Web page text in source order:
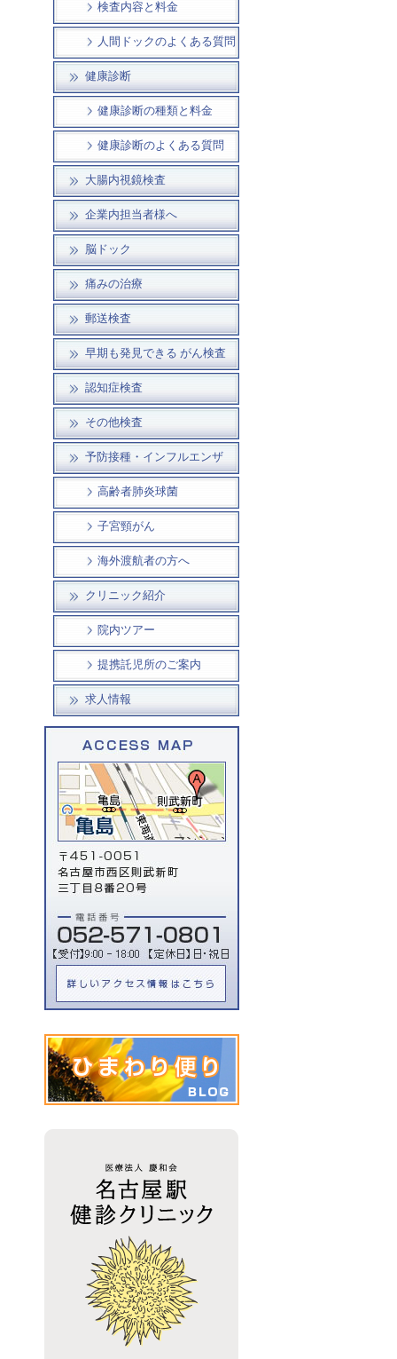
検査内容と料金
人間ドックのよくある質問
健康診断
健康診断の種類と料金
健康診断のよくある質問
大腸内視鏡検査
企業内担当者様へ
脳ドック
痛みの治療
郵送検査
早期も発見できる がん検査
認知症検査
その他検査
予防接種・インフルエンザ
高齢者肺炎球菌
子宮頸がん
海外渡航者の方へ
クリニック紹介
院内ツアー
提携託児所のご案内
求人情報